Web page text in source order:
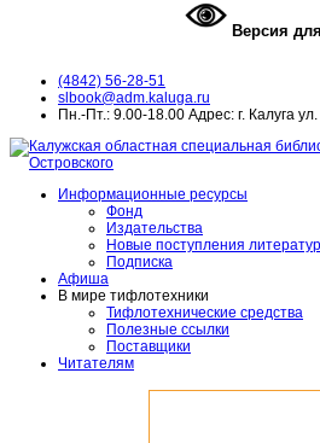
Версия
(4842) 56-28-51
slbook@adm.kaluga.ru
Пн.-Пт.: 9.00-18.00 Адрес: г. Калуга
Информационные ресурсы
Фонд
Издательства
Новые поступления
Подписка
Афиша
В мире тифлотехники
Тифлотехнические средства
Полезные ссылки
Поставщики
Читателям